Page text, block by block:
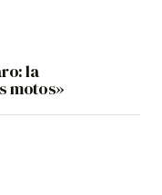
la
motos»